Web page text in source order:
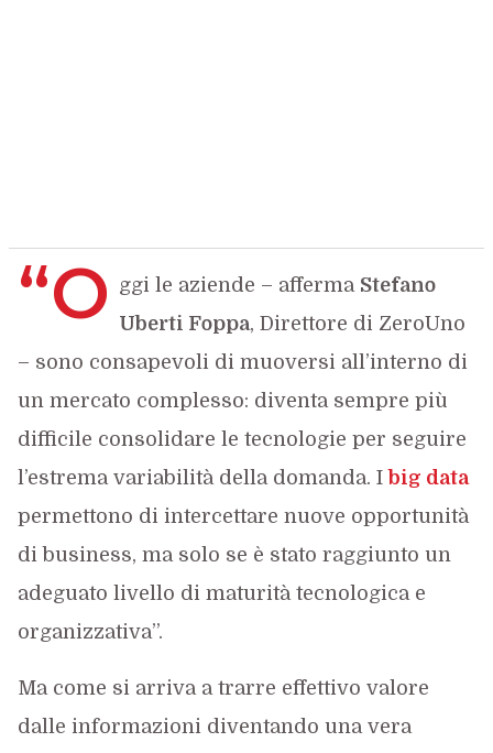
“O ggi le aziende – afferma Stefano
Uberti Foppa, Direttore di ZeroUno
– sono consapevoli di muoversi all’interno di
un mercato complesso: diventa sempre più
difficile consolidare le tecnologie per seguire
l’estrema variabilità della domanda. I big data
permettono di intercettare nuove opportunità
di business, ma solo se è stato raggiunto un
adeguato livello di maturità tecnologica e
organizzativa”.
Ma come si arriva a trarre effettivo valore
dalle informazioni diventando una vera